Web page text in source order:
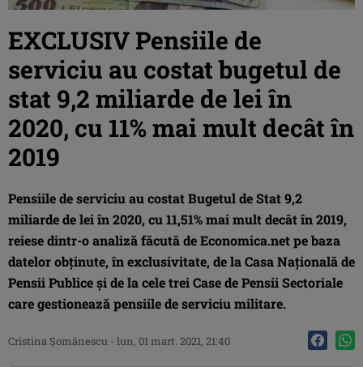
EXCLUSIV Pensiile de
serviciu au costat bugetul de
stat 9,2 miliarde de lei în
2020, cu 11% mai mult decât în
2019
Pensiile de serviciu au costat Bugetul de Stat 9,2
miliarde de lei în 2020, cu 11,51% mai mult decât în 2019,
reiese dintr-o analiză făcută de Economica.net pe baza
datelor obţinute, în exclusivitate, de la Casa Naţională de
Pensii Publice şi de la cele trei Case de Pensii Sectoriale
care gestionează pensiile de serviciu militare.
Cristina Şomănescu - lun, 01 mart. 2021, 21:40